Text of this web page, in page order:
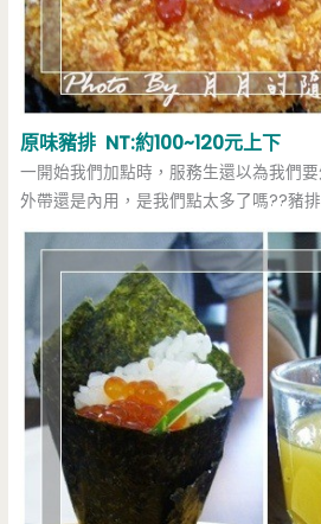
原味豬排 NT:約100~120元上下
一開始我們加點時，服務生還以為我們
外帶還是內用，是我們點太多了嗎??豬